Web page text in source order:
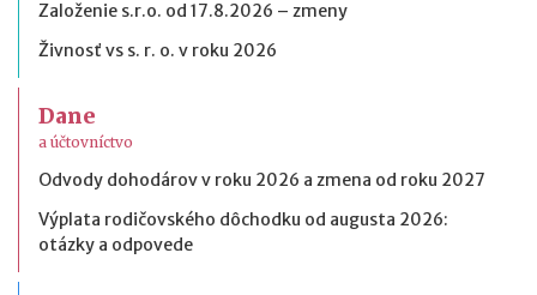
Založenie s.r.o. od 17.8.2026 – zmeny
Živnosť vs s. r. o. v roku 2026
Dane
a účtovníctvo
Odvody dohodárov v roku 2026 a zmena od roku 2027
Výplata rodičovského dôchodku od augusta 2026:
otázky a odpovede